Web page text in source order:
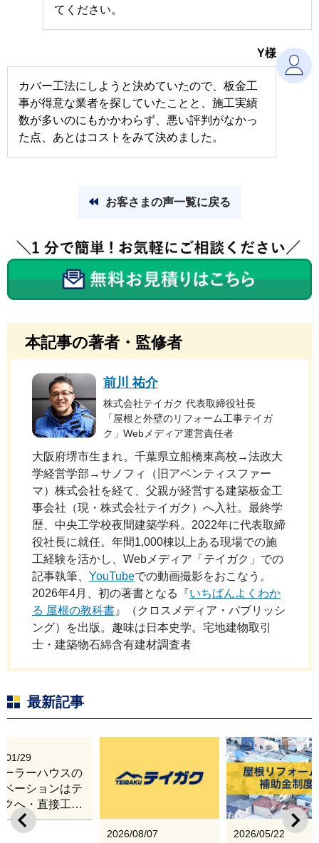
てください。
Y様
カバー工法にしようと決めていたので、板金工
事が得意な業者を探していたことと、施工実績
数が多いのにもかかわらず、悪い評判がなかっ
た点、あとはコストをみて決めました。
お客さまの声一覧に戻る
本記事の著者・監修者
前川 祐介
株式会社テイガク 代表取締役社長
「屋根と外壁のリフォーム工事テイガ
ク」Webメディア運営責任者
大阪府堺市生まれ。千葉県立船橋東高校→法政大
学経営学部→サノフィ（旧アベンティスファー
マ）株式会社を経て、父親が経営する建築板金工
事会社（現・株式会社テイガク）へ入社。最終学
歴、中央工学校夜間建築学科。2022年に代表取締
役社長に就任。年間1,000棟以上ある現場での施
工経験を活かし、Webメディア「テイガク」での
記事執筆、 YouTubeでの動画撮影をおこなう。
2026年4月、初の著書となる『いちばんよくわか
る 屋根の教科書 』（クロスメディア・パブリッシ
ング）を出版。趣味は日本史学。宅地建物取引
士・建築物石綿含有建材調査者
最新記事
2026/08/07 2026/05/22
01/29
ーラーハウスの
ベーションはテ
クへ・直接工事
張改修サービス